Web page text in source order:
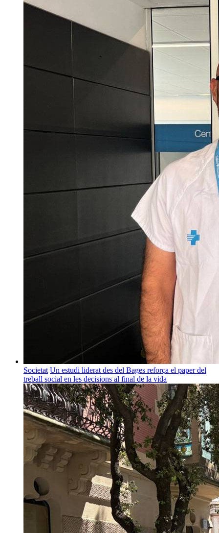
Societat Un estudi liderat des del Bages reforça el paper del
treball social en les decisions al final de la vida